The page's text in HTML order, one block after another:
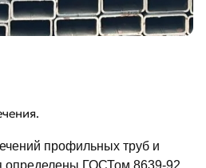
профильных труб и